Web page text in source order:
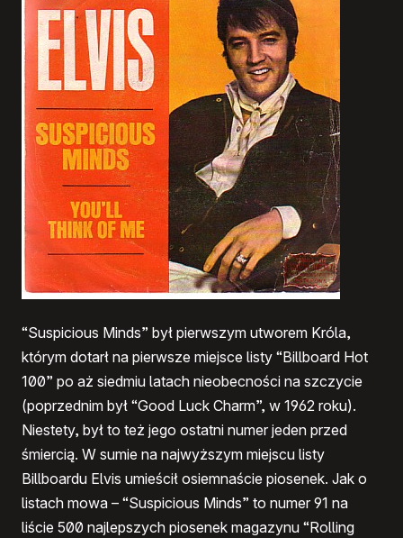
“Suspicious Minds” był pierwszym utworem Króla,
którym dotarł na pierwsze miejsce listy “Billboard Hot
100” po aż siedmiu latach nieobecności na szczycie
(poprzednim był “Good Luck Charm”, w 1962 roku).
Niestety, był to też jego ostatni numer jeden przed
śmiercią. W sumie na najwyższym miejscu listy
Billboardu Elvis umieścił osiemnaście piosenek. Jak o
listach mowa – “Suspicious Minds” to numer 91 na
liście 500 najlepszych piosenek magazynu “Rolling